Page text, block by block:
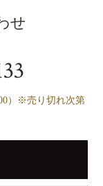
せ
）※売り切れ次第